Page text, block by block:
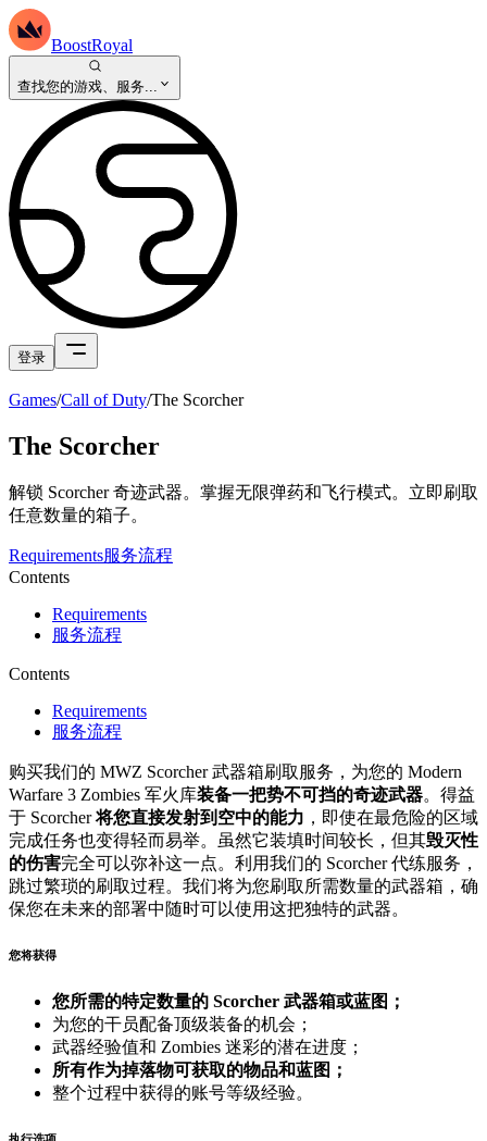
BoostRoyal
查找您的游戏、服务...
登录
Games/Call of Duty/The Scorcher
The Scorcher
解锁 Scorcher 奇迹武器。掌握无限弹药和飞行模式。立即刷取
任意数量的箱子。
Requirements服务流程
Contents
Requirements
服务流程
Contents
Requirements
服务流程
购买我们的 MWZ Scorcher 武器箱刷取服务，为您的 Modern
Warfare 3 Zombies 军火库装备一把势不可挡的奇迹武器。得益
于 Scorcher将您直接发射到空中的能力 ，即使在最危险的区域
完成任务也变得轻而易举。虽然它装填时间较长，但其毁灭性
的伤害完全可以弥补这一点。利用我们的 Scorcher 代练服务，
跳过繁琐的刷取过程。我们将为您刷取所需数量的武器箱，确
保您在未来的部署中随时可以使用这把独特的武器。
您将获得
您所需的特定数量的 Scorcher 武器箱或蓝图；
为您的干员配备顶级装备的机会；
武器经验值和 Zombies 迷彩的潜在进度；
所有作为掉落物可获取的物品和蓝图；
整个过程中获得的账号等级经验。